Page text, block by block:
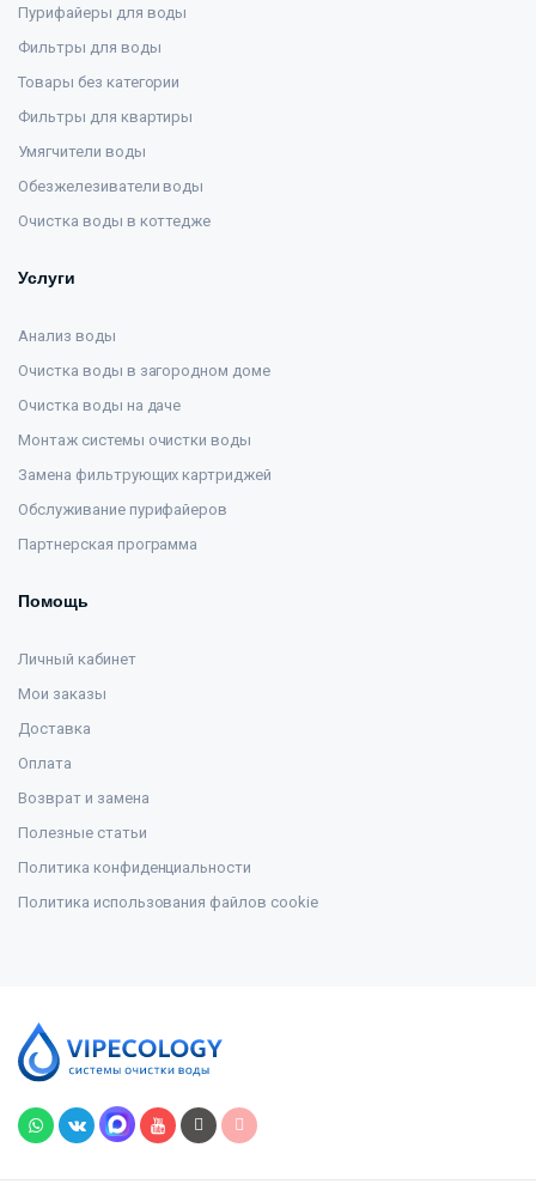
Пурифайеры для воды
Фильтры для воды
Товары без категории
Фильтры для квартиры
Умягчители воды
Обезжелезиватели воды
Очистка воды в коттедже
Услуги
Анализ воды
Очистка воды в загородном доме
Очистка воды на даче
Монтаж системы очистки воды
Замена фильтрующих картриджей
Обслуживание пурифайеров
Партнерская программа
Помощь
Личный кабинет
Мои заказы
Доставка
Оплата
Возврат и замена
Полезные статьи
Политика конфиденциальности
Политика использования файлов cookie